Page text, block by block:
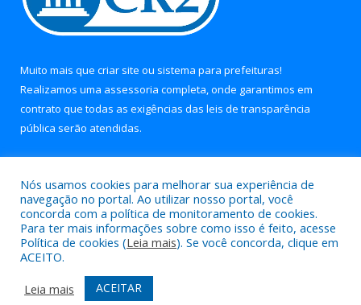
Muito mais que criar site ou sistema para prefeituras!
Realizamos uma assessoria completa, onde garantimos em
contrato que todas as exigências das leis de transparência
pública serão atendidas.
Todos os direitos reservados a Prefeitura Municipal de Soure.
Mapa do Site
Acessar Área Administrativa
Acessar Webmail
Nós usamos cookies para melhorar sua experiência de
navegação no portal. Ao utilizar nosso portal, você
concorda com a política de monitoramento de cookies.
Para ter mais informações sobre como isso é feito, acesse
Política de cookies (Leia mais). Se você concorda, clique em
ACEITO.
Leia mais
ACEITAR